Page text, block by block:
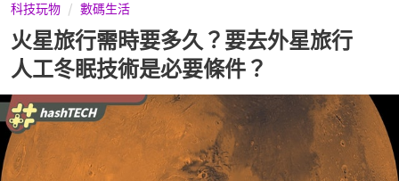
科技玩物 數碼生活
火星旅行需時要多久？要去外星旅行
人工冬眠技術是必要條件？